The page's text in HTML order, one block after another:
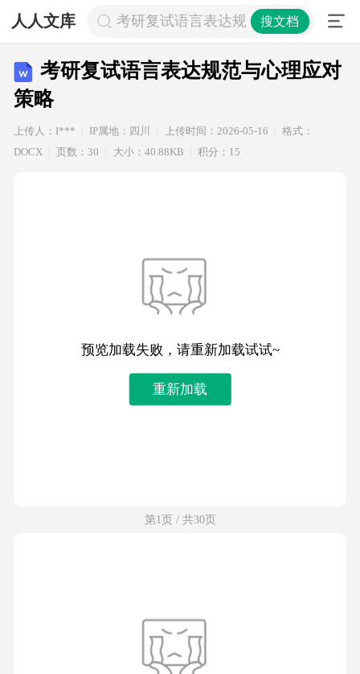
人人文库 考研复试语言表达规范与心理应对策
搜文档
考研复试语言表达规范与心理应对
策略
上传人：I*** IP属地：四川 上传时间：2026-05-16
格式：
DOCX
页数：30 大小：40.88KB 积分：15
预览加载失败，请重新加载试试~
重新加载
第1页 / 共30页